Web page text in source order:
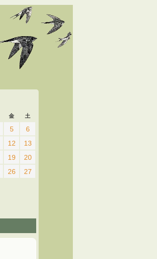
金 土
5
6
12
13
19
20
26
27